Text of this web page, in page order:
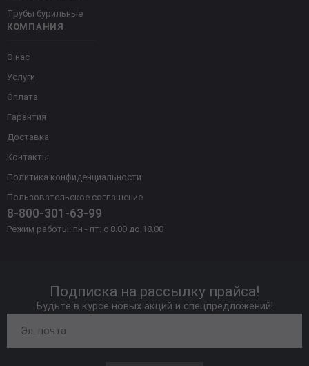
КОМПАНИЯ
О нас
Услуги
Оплата
Гарантия
Доставка
Контакты
Политика конфиденциальности
Пользовательское соглашение
8-800-301-63-99
Режим работы: пн - пт: с 8.00 до 18.00
Трубы бурильные
Подписка на рассылку прайса!
Будьте в курсе новых акций и спецпредложений!